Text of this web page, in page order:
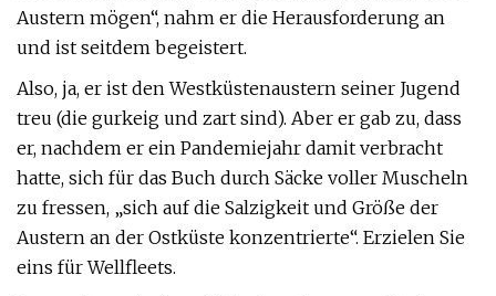
Austern mögen“, nahm er die Herausforderung an
und ist seitdem begeistert.
Also, ja, er ist den Westküstenaustern seiner Jugend
treu (die gurkeig und zart sind). Aber er gab zu, dass
er, nachdem er ein Pandemiejahr damit verbracht
hatte, sich für das Buch durch Säcke voller Muscheln
zu fressen, „sich auf die Salzigkeit und Größe der
Austern an der Ostküste konzentrierte“. Erzielen Sie
eins für Wellfleets.